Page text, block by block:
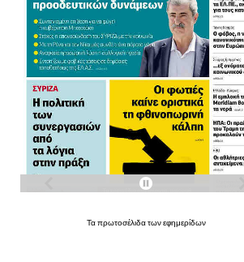
Ταπρωτοσέλιδατωνεφημερίδων